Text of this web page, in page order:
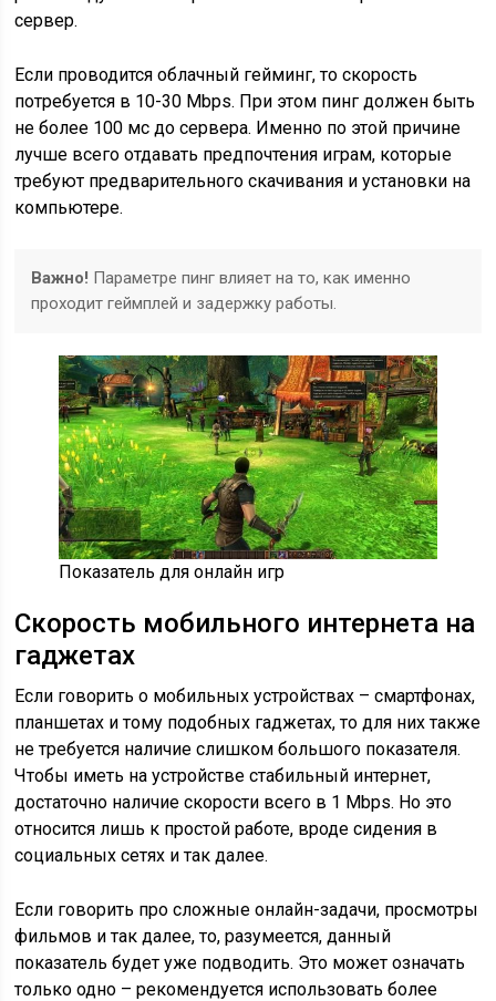
сервер.
Если проводится облачный гейминг, то скорость
потребуется в 10-30 Mbps. При этом пинг должен быть
не более 100 мс до сервера. Именно по этой причине
лучше всего отдавать предпочтения играм, которые
требуют предварительного скачивания и установки на
компьютере.
Важно! Параметре пинг влияет на то, как именно
проходит геймплей и задержку работы.
Показатель для онлайн игр
Скорость мобильного интернета на
гаджетах
Если говорить о мобильных устройствах – смартфонах,
планшетах и тому подобных гаджетах, то для них также
не требуется наличие слишком большого показателя.
Чтобы иметь на устройстве стабильный интернет,
достаточно наличие скорости всего в 1 Mbps. Но это
относится лишь к простой работе, вроде сидения в
социальных сетях и так далее.
Если говорить про сложные онлайн-задачи, просмотры
фильмов и так далее, то, разумеется, данный
показатель будет уже подводить. Это может означать
только одно – рекомендуется использовать более